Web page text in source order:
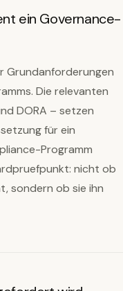
ein Governance-
Grundanforderungen
Die relevanten
DORA – setzen
für ein
Programm
nicht ob
sondern ob sie ihn